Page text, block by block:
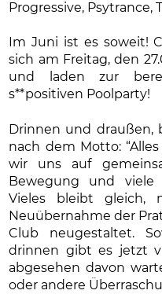
Progressive, Psytrance,
Im Juni ist es soweit!
sich am Freitag, den
und laden zur
s**positiven Poolparty!
Drinnen und draußen,
nach dem Motto:
wir uns auf
Bewegung und viele
Vieles bleibt gleich,
Neuübernahme der
Club neugestaltet.
drinnen gibt es jetzt
abgesehen davon
oder andere